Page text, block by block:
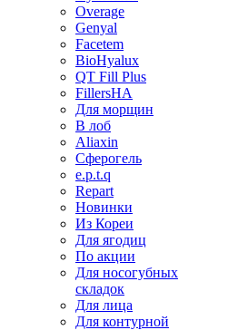
Overage
Genyal
Facetem
BioHyalux
QT Fill Plus
FillersHA
Для морщин
В лоб
Aliaxin
Сферогель
e.p.t.q
Repart
Новинки
Из Кореи
Для ягодиц
По акции
Для носогубных
складок
Для лица
Для контурной